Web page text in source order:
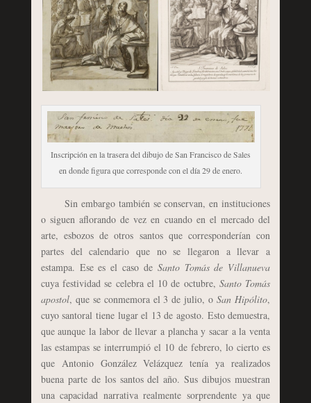
Inscripción en la trasera del dibujo de San Francisco de Sales
en donde figura que corresponde con el día 29 de enero.
Sin embargo también se conservan, en instituciones
o siguen aflorando de vez en cuando en el mercado del
arte, esbozos de otros santos que corresponderían con
partes del calendario que no se llegaron a llevar a
estampa. Ese es el caso de Santo Tomás de Villanueva
cuya festividad se celebra el 10 de octubre, Santo Tomás
apostol, que se conmemora el 3 de julio, oSan Hipólito,
cuyo santoral tiene lugar el 13 de agosto. Esto demuestra,
que aunque la labor de llevar a plancha y sacar a la venta
las estampas se interrumpió el 10 de febrero, lo cierto es
que Antonio González Velázquez tenía ya realizados
buena parte de los santos del año. Sus dibujos muestran
una capacidad narrativa realmente sorprendente ya que